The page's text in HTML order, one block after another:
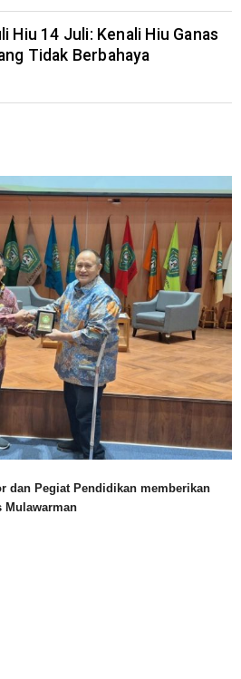
Hiu 14 Juli: Kenali Hiu Ganas
Tidak Berbahaya
dan Pegiat Pendidikan memberikan
Mulawarman